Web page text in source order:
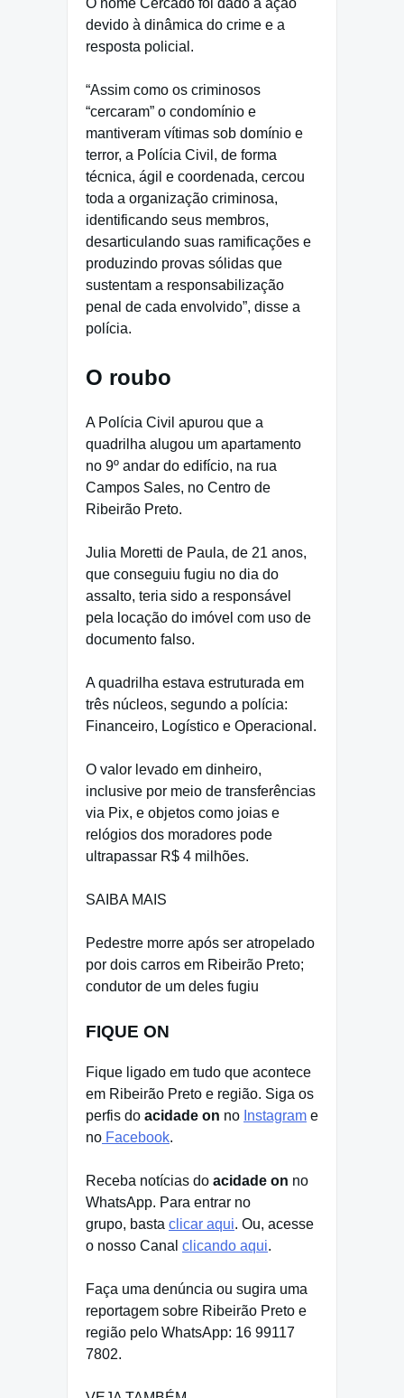
O nome Cercado foi dado à ação
devido à dinâmica do crime e a
resposta policial.
“Assim como os criminosos
“cercaram” o condomínio e
mantiveram vítimas sob domínio e
terror, a Polícia Civil, de forma
técnica, ágil e coordenada, cercou
toda a organização criminosa,
identificando seus membros,
desarticulando suas ramificações e
produzindo provas sólidas que
sustentam a responsabilização
penal de cada envolvido”, disse a
polícia.
O roubo
A Polícia Civil apurou que a
quadrilha alugou um apartamento
no 9º andar do edifício, na rua
Campos Sales, no Centro de
Ribeirão Preto.
Julia Moretti de Paula, de 21 anos,
que conseguiu fugiu no dia do
assalto, teria sido a responsável
pela locação do imóvel com uso de
documento falso.
A quadrilha estava estruturada em
três núcleos, segundo a polícia:
Financeiro, Logístico e Operacional.
O valor levado em dinheiro,
inclusive por meio de transferências
via Pix, e objetos como joias e
relógios dos moradores pode
ultrapassar R$ 4 milhões.
SAIBA MAIS
Pedestre morre após ser atropelado
por dois carros em Ribeirão Preto;
condutor de um deles fugiu
FIQUE ON
Fique ligado em tudo que acontece
em Ribeirão Preto e região. Siga os
perfis do acidade on no Instagram e
no Facebook.
Receba notícias do acidade on no
WhatsApp. Para entrar no
grupo, basta clicar aqui. Ou, acesse
o nosso Canal clicando aqui.
Faça uma denúncia ou sugira uma
reportagem sobre Ribeirão Preto e
região pelo WhatsApp: 16 99117
7802.